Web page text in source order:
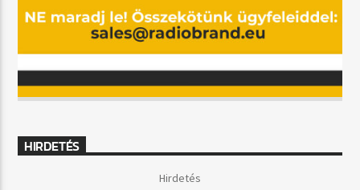
HIRDETÉS
Hirdetés